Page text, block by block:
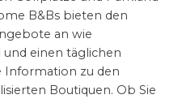
B&Bs bieten den
an wie
einen täglichen
Information zu den
Boutiquen. Ob Sie